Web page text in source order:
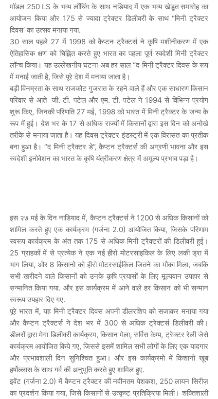
मॉडल 250 LS के भव्य लोंचिंग के साथ नडियाद में एक भव्य खेडूत समारोह का
आयोजन किया और 175 से ज्यादा ट्रेक्टर डिलीवरी के साथ “मिनी ट्रैक्टर
दिवस’ का उत्सव मनाया गया.
30 साल पहले 27 में 1998 को कैप्टन ट्रैक्टर्स ने कृषि मशीनीकरण में एक
ऐतिहासिक क्षण को चिह्नित करते हुए भारत का पहला पूर्ण स्वदेशी मिनी ट्रैक्टर
लॉन्च किया। यह उल्लेखनीय घटना अब हर साल “द मिनी ट्रैक्टर दिवस के रूप
में मनाई जाती है, जिसे पूरे देश में मनाया जाता है।
बड़ी विनम्रता के साथ राजकोट गुजरात के रहने वाले हैं और एक साधारण किसान
परिवार से आते जी. टी. पटेल और एम. टी. पटेल ने 1994 से विभिन्न प्रयोग
शुरू किए, जिनकी परिणति 27 मई, 1998 को भारत में मिनी ट्रैक्टर के जन्म के
रूप में हुई। देश भर के 17 से अधिक राज्यों में किसानों द्वारा इस दिन को अनोखे
तरीके से मनाया जाता है। यह दिवस ट्रेक्टर इंडस्ट्री में एक विरासत का प्रतीक
बना हुआ है। “द मिनी ट्रैक्टर डे”, कैप्टन ट्रैक्टर्स की अग्रणी भावना और इस
स्वदेशी इनोवेशन का भारत के कृषि यंत्रीकरण क्षेत्र में अमूल्य प्रभाव पड़ा है।
इस २७ मई के दिन नाडियाद में, कैप्टन ट्रैक्टर्स ने 1200 से अधिक किसानों को
शामिल करते हुए एक कार्यक्रम (गर्जना 2.0) आयोजित किया, जिसके परिणाम
स्वरूप कार्यक्रम के अंत तक 175 से अधिक मिनी ट्रैक्टरों की डिलीवरी हुई।
25 ग्राहकों में से प्रत्येक ने एक नई हीरो मोटरसाइकिल के लिए लकी ड्रा में
भाग लिया, और 8 किसानो को हीरो मोटरसाईकिल जितने का मौका मिला, जबकि
सभी खरीदने वाले किसानों को उनके कृषि प्रयासों के लिए मूल्यवान उपहार से
सन्मानित किया गया. और इस कार्यक्रम में आने वाले हर किसान को भी सन्मान
स्वरूप उपहार दिए गए.
पूरे भारत में, यह मिनी ट्रैक्टर दिवस अपनी डीलरशिप को सजाकर मनाया गया
और कैप्टन ट्रैक्टर्स ने देश भर में 300 से अधिक ट्रेक्टर्स डिलीवरी की।
डीलरों द्वारा मेगा डिलीवरी कार्यक्रम, किसान मेला, सर्विस केम्प, ट्रेक्टर रेली जेसे
कार्यक्रम आयोजित किये गए, जिससे इसमें शामिल सभी लोगों के लिए एक यादगार
और प्रभावशाली दिन सुनिश्चित हुआ। और इस कार्यक्रमो में किशानो खूब
हर्षोल्लास के साथ गर्व की अनुभूति करते हुए शामिल हुए.
इवेंट (गर्जना 2.0) में कैप्टन ट्रैक्टर की नवीनतम पेशकश, 250 लायन सिरीज़
का प्रदर्शन किया गया, जिसे किसानों से उत्कृष्ट प्रतिक्रिया मिली। शक्तिशाली